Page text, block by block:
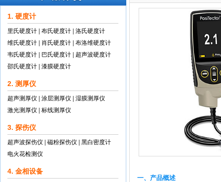
1. 硬度计
里氏硬度计 布氏硬度计
洛氏硬度计
维氏硬度计
肖氏硬度计
布洛维硬度计
韦氏硬度计
巴氏硬度计
超声波硬度计
邵氏硬度计
漆膜硬度计
2. 测厚仪
超声测厚仪 涂层测厚仪
湿膜测厚仪
激光测厚仪
标线测厚仪
3. 探伤仪
超声波探伤仪 磁粉探伤仪
黑白密度计
电火花检测仪
4. 金相设备
一、产品概述